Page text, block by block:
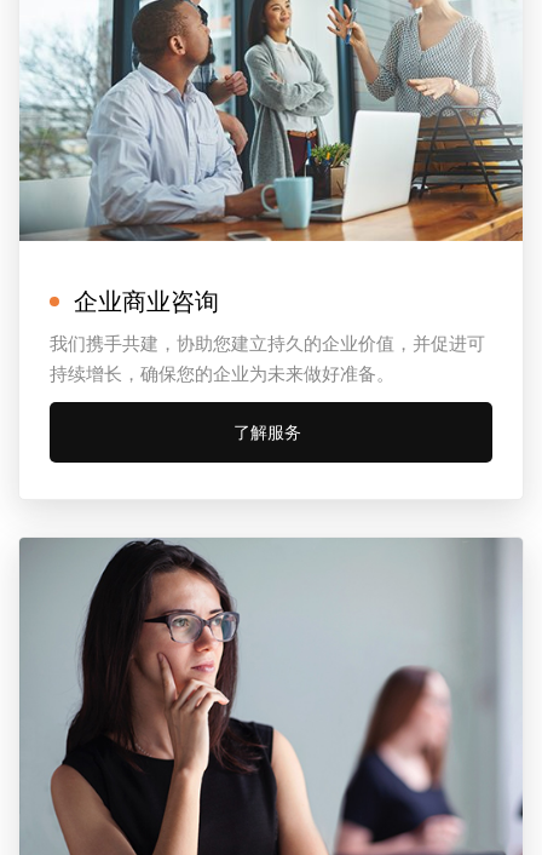
企业商业咨询
我们携手共建，协助您建立持久的企业价值，并促进可
持续增长，确保您的企业为未来做好准备。
了解服务